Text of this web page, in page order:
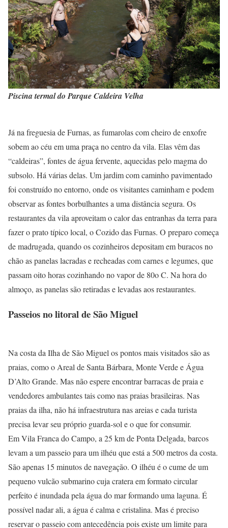
Piscina termal do Parque Caldeira Velha
Já na freguesia de Furnas, as fumarolas com cheiro de enxofre
sobem ao céu em uma praça no centro da vila. Elas vêm das
“caldeiras”, fontes de água fervente, aquecidas pelo magma do
subsolo. Há várias delas. Um jardim com caminho pavimentado
foi construído no entorno, onde os visitantes caminham e podem
observar as fontes borbulhantes a uma distância segura. Os
restaurantes da vila aproveitam o calor das entranhas da terra para
fazer o prato típico local, o Cozido das Furnas. O preparo começa
de madrugada, quando os cozinheiros depositam em buracos no
chão as panelas lacradas e recheadas com carnes e legumes, que
passam oito horas cozinhando no vapor de 80o C. Na hora do
almoço, as panelas são retiradas e levadas aos restaurantes.
Passeios no litoral de São Miguel
Na costa da Ilha de São Miguel os pontos mais visitados são as
praias, como o Areal de Santa Bárbara, Monte Verde e Água
D’Alto Grande. Mas não espere encontrar barracas de praia e
vendedores ambulantes tais como nas praias brasileiras. Nas
praias da ilha, não há infraestrutura nas areias e cada turista
precisa levar seu próprio guarda-sol e o que for consumir.
Em Vila Franca do Campo, a 25 km de Ponta Delgada, barcos
levam a um passeio para um ilhéu que está a 500 metros da costa.
São apenas 15 minutos de navegação. O ilhéu é o cume de um
pequeno vulcão submarino cuja cratera em formato circular
perfeito é inundada pela água do mar formando uma laguna. É
possível nadar ali, a água é calma e cristalina. Mas é preciso
reservar o passeio com antecedência pois existe um limite para